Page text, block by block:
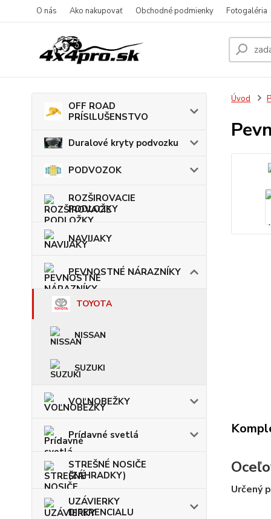
O nás Ako nakupovať Obchodné podmienky Fotogaléria
OFF ROAD
PRÍSlLUŠENSTVO
Duralové kryty podvozku
PODVOZOK
ROZŠIROVACIE
PODLOŽKY
NAVIJAKY
PEVNOSTNÉ NÁRAZNÍKY
TOYOTA
NISSAN
SUZUKI
VOĽNOBEŽKY
Prídavné svetlá
STREŠNÉ NOSIČE
(ZÁHRADKY)
UZÁVIERKY
DIFERENCIALU
Úvod
Určený